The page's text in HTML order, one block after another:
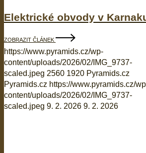
Elektrické obvody v
ZOBRAZIT ČLÁNEK
https://www.pyramids.cz/wp-
content/uploads/2026/02/IMG_9737-
scaled.jpeg 2560 1920 Pyramids.cz
Pyramids.cz https://www.pyramids.cz/
content/uploads/2026/02/IMG_9737-
scaled.jpeg 9. 2. 2026 9. 2. 2026